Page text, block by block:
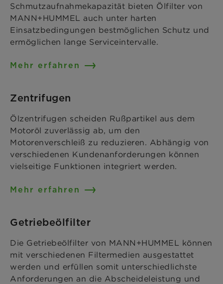
Schmutzaufnahmekapazität bieten Ölfilter von
MANN+HUMMEL auch unter harten
Einsatzbedingungen bestmöglichen Schutz und
ermöglichen lange Serviceintervalle.
Mehr erfahren
Zentrifugen
Ölzentrifugen scheiden Rußpartikel aus dem
Motoröl zuverlässig ab, um den
Motorenverschleiß zu reduzieren. Abhängig von
verschiedenen Kundenanforderungen können
vielseitige Funktionen integriert werden.
Mehr erfahren
Getriebeölfilter
Die Getriebeölfilter von MANN+HUMMEL können
mit verschiedenen Filtermedien ausgestattet
werden und erfüllen somit unterschiedlichste
Anforderungen an die Abscheideleistung und